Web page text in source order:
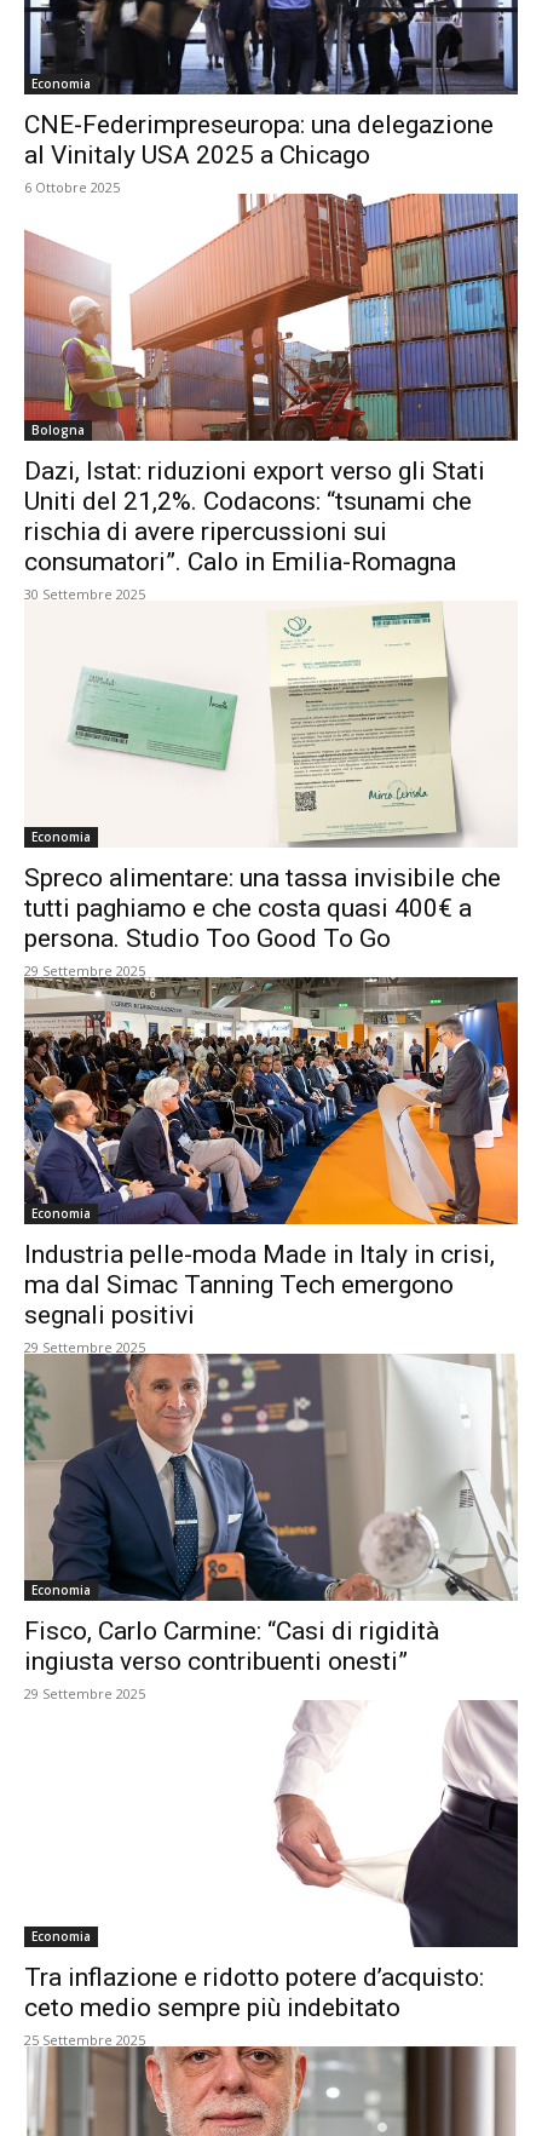
Economia
CNE-Federimpreseuropa: una delegazione
al Vinitaly USA 2025 a Chicago
6 Ottobre 2025
Bologna
Dazi, Istat: riduzioni export verso gli Stati
Uniti del 21,2%. Codacons: “tsunami che
rischia di avere ripercussioni sui
consumatori”. Calo in Emilia-Romagna
30 Settembre 2025
Economia
Spreco alimentare: una tassa invisibile che
tutti paghiamo e che costa quasi 400€ a
persona. Studio Too Good To Go
29 Settembre 2025
Economia
Industria pelle-moda Made in Italy in crisi,
ma dal Simac Tanning Tech emergono
segnali positivi
29 Settembre 2025
Economia
Fisco, Carlo Carmine: “Casi di rigidità
ingiusta verso contribuenti onesti”
29 Settembre 2025
Economia
Tra inflazione e ridotto potere d’acquisto:
ceto medio sempre più indebitato
25 Settembre 2025